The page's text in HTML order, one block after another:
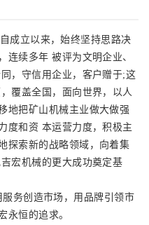
立以来，始终坚持思路决
连续多年 被评为文明企业、
，守信用企业，客户赠于;这
覆盖全国，面向世界，以人
地把矿山机械主业做大做强
度和资 本运营力度，积极主
探索新的战略领域，向着集
宏机械的更大成功奠定基
创造市场，用品牌引领市
永恒的追求。